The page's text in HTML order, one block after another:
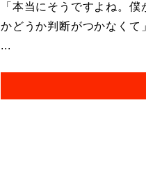
「本当にそうですよね。
かどうか判断がつかなくて」
...